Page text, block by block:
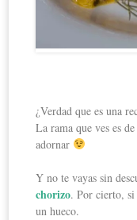
¿Verdad que es una
La rama que ves es
adornar
Y no te vayas sin
chorizo. Por cierto, si
un hueco.